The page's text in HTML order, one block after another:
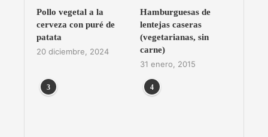
Pollo vegetal a la
cerveza con puré de
patata
20 diciembre, 2024
Hamburguesas de
lentejas caseras
(vegetarianas, sin
carne)
31 enero, 2015
3 4